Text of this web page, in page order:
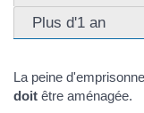
Plus d'1 an
La peine
doit être aménagée.